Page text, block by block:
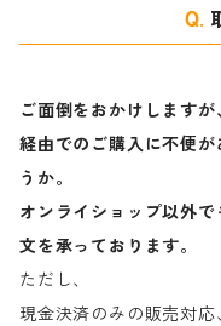
ご面倒をおかけします
経由でのご購入に不便
うか。
オンライショップ以外
文を承っております。
ただし、
現金決済のみの販売対